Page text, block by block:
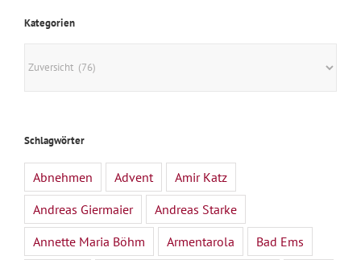
Kategorien
Schlagwörter
Abnehmen Advent
Amir Katz
Andreas Giermaier
Andreas Starke
Annette Maria Böhm
Armentarola
Bad Ems